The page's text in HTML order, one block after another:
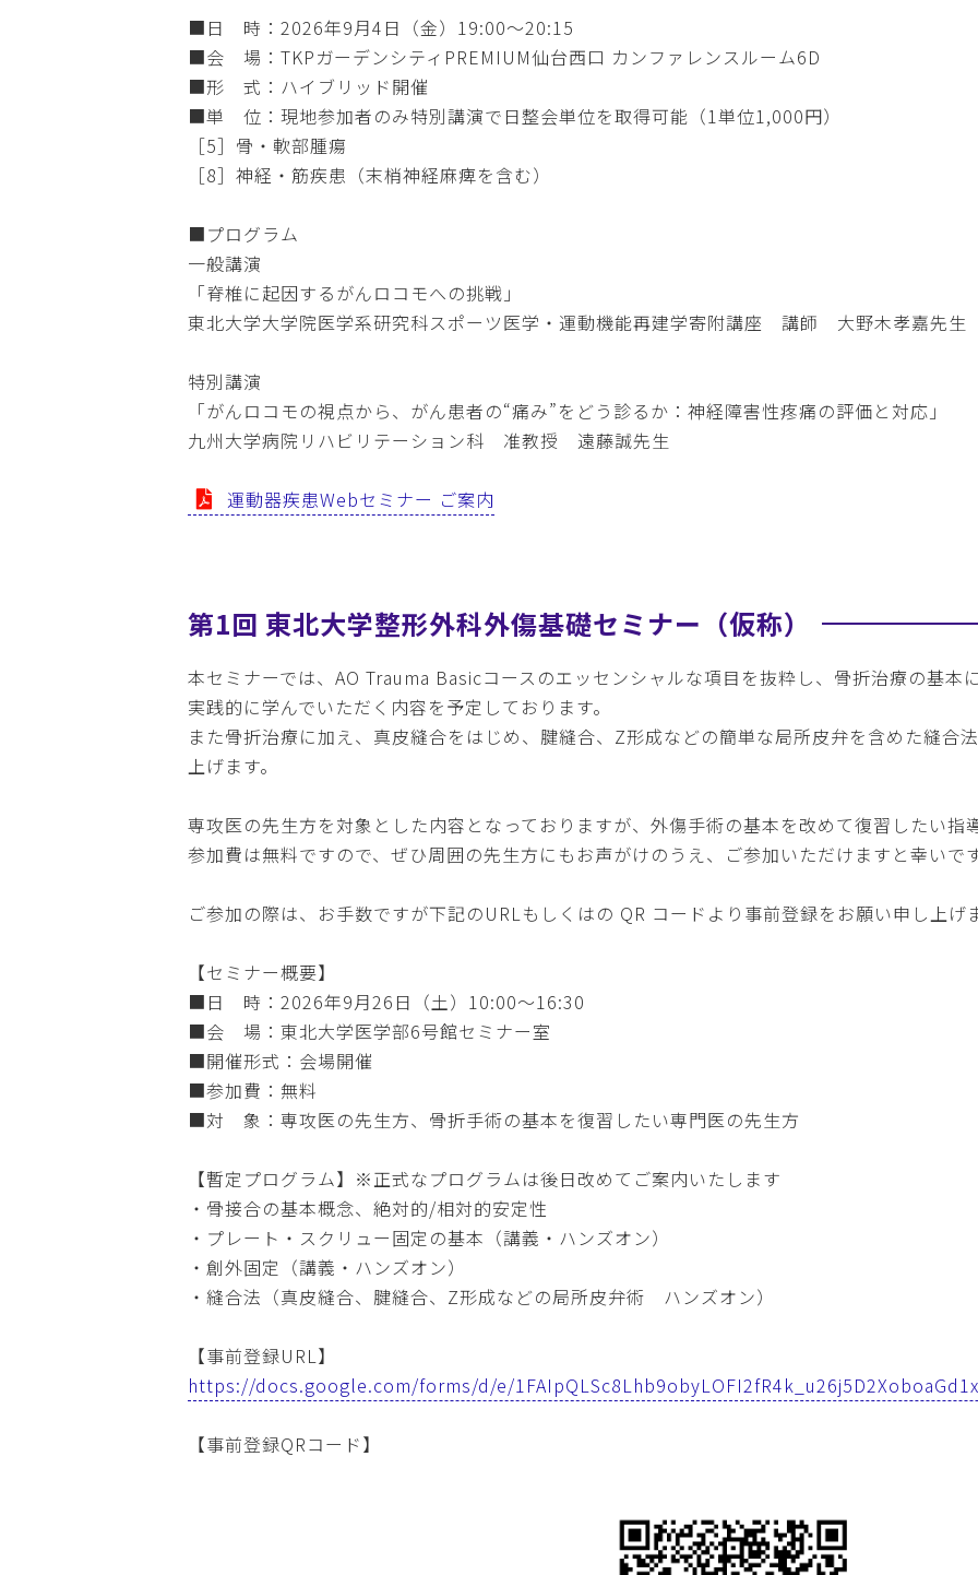
■日 時：2026年9月4日（金）19:00～20:15
■会 場：TKPガーデンシティPREMIUM仙台西口 カンファレンスルーム6D
■形 式：ハイブリッド開催
■単 位：現地参加者のみ特別講演で日整会単位を取得可能（1単位1,000円）
［5］骨・軟部腫瘍
［8］神経・筋疾患（末梢神経麻痺を含む）
■プログラム
一般講演
「脊椎に起因するがんロコモへの挑戦」
東北大学大学院医学系研究科スポーツ医学・運動機能再建学寄附講座 講師 大野木孝嘉先生
特別講演
「がんロコモの視点から、がん患者の“痛み”をどう診るか：神経障害性疼痛の評価と対応」
九州大学病院リハビリテーション科 准教授 遠藤誠先生
運動器疾患Webセミナー ご案内
第1回 東北大学整形外科外傷基礎セミナー（仮称）
本セミナーでは、AO Trauma Basicコースのエッセンシャルな項目を抜粋し、骨折治療の基本
実践的に学んでいただく内容を予定しております。
また骨折治療に加え、真皮縫合をはじめ、腱縫合、Z形成などの簡単な局所皮弁を含めた縫合
上げます。
専攻医の先生方を対象とした内容となっておりますが、外傷手術の基本を改めて復習したい指
参加費は無料ですので、ぜひ周囲の先生方にもお声がけのうえ、ご参加いただけますと幸いで
ご参加の際は、お手数ですが下記のURLもしくはの QR コードより事前登録をお願い申し上げ
【セミナー概要】
■日 時：2026年9月26日（土）10:00～16:30
■会 場：東北大学医学部6号館セミナー室
■開催形式：会場開催
■参加費：無料
■対 象：専攻医の先生方、骨折手術の基本を復習したい専門医の先生方
【暫定プログラム】※正式なプログラムは後日改めてご案内いたします
・骨接合の基本概念、絶対的/相対的安定性
・プレート・スクリュー固定の基本（講義・ハンズオン）
・創外固定（講義・ハンズオン）
・縫合法（真皮縫合、腱縫合、Z形成などの局所皮弁術 ハンズオン）
【事前登録URL】
https://docs.google.com/forms/d/e/
【事前登録QRコード】